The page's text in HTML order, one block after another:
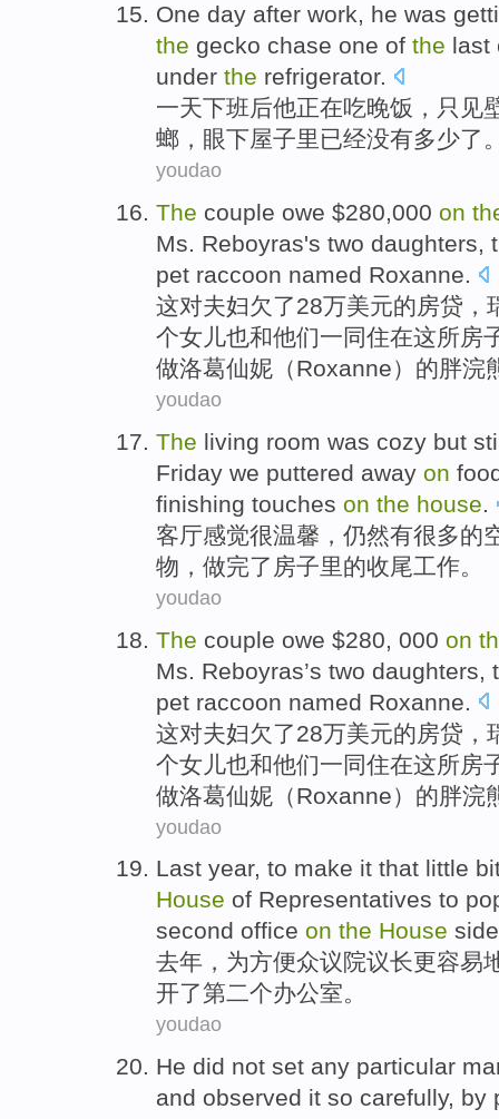
One day after work, he was
the gecko chase one of the last
under the refrigerator.
一天下班后他正在吃晚饭， 只见
螂 ，眼下屋子里已经没有多少了
youdao
The couple owe $280,000 on
Ms. Reboyras's two daughters,
pet raccoon named Roxanne.
这对夫妇欠了28万美元的房贷，
个女儿也和他们一同住在这所房
做洛葛仙妮（Roxanne）的胖浣
youdao
The living room was cozy but
Friday we puttered away on
finishing touches on the house.
客厅感觉很温馨， 仍然有很多的
物 ， 做完了房子里的收尾工作。
youdao
The couple owe $280, 000 on
Ms.
Reboyras’s two daughters
pet raccoon named Roxanne
这对夫妇欠了28万美元的房贷，
个女儿也和他们一同住在这所房
做洛葛仙妮（Roxanne） 的胖浣
youdao
Last year, to make it that little
House of Representatives to
second office on the House side
去年 ， 为方便众议院议长更容易
开了第二个办公室。
youdao
He did not set any particular
and observed it so carefully, by